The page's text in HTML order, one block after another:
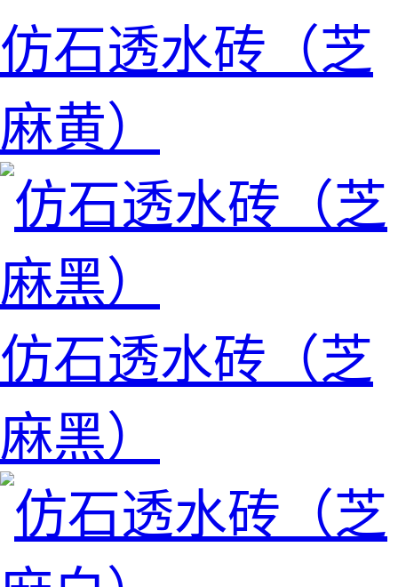
仿石透水砖（芝
麻黄）
仿石透水砖（芝
麻黑）